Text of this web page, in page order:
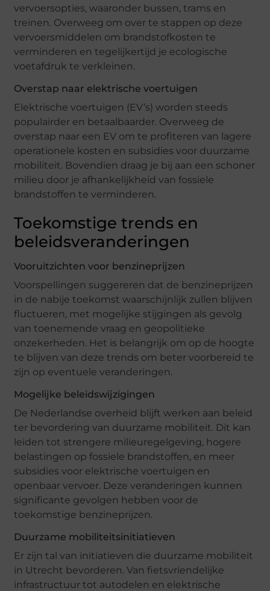
vervoersopties, waaronder bussen, trams en
treinen. Overweeg om over te stappen op deze
vervoersmiddelen om brandstofkosten te
verminderen en tegelijkertijd je ecologische
voetafdruk te verkleinen.
Overstap naar elektrische voertuigen
Elektrische voertuigen (EV’s) worden steeds
populairder en betaalbaarder. Overweeg de
overstap naar een EV om te profiteren van lagere
operationele kosten en subsidies voor duurzame
mobiliteit. Bovendien draag je bij aan een schoner
milieu door je afhankelijkheid van fossiele
brandstoffen te verminderen.
Toekomstige trends en
beleidsveranderingen
Vooruitzichten voor benzineprijzen
Voorspellingen suggereren dat de benzineprijzen
in de nabije toekomst waarschijnlijk zullen blijven
fluctueren, met mogelijke stijgingen als gevolg
van toenemende vraag en geopolitieke
onzekerheden. Het is belangrijk om op de hoogte
te blijven van deze trends om beter voorbereid te
zijn op eventuele veranderingen.
Mogelijke beleidswijzigingen
De Nederlandse overheid blijft werken aan beleid
ter bevordering van duurzame mobiliteit. Dit kan
leiden tot strengere milieuregelgeving, hogere
belastingen op fossiele brandstoffen, en meer
subsidies voor elektrische voertuigen en
openbaar vervoer. Deze veranderingen kunnen
significante gevolgen hebben voor de
toekomstige benzineprijzen.
Duurzame mobiliteitsinitiatieven
Er zijn tal van initiatieven die duurzame mobiliteit
in Utrecht bevorderen. Van fietsvriendelijke
infrastructuur tot autodelen en elektrische